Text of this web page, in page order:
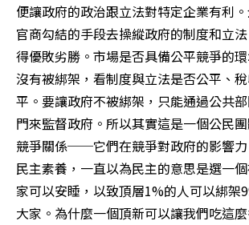
便讓政府的政治跟立法對特定企業有利
官商勾結的手段去操縱政府的制度和立
得優敗劣勝。市場是否具備公平競爭的
沒有被綁架，看制度與立法是否公平、
平。要讓政府不被綁架，只能通過公共
門來監督政府。所以其實這是一個公民
競爭關係──它們在競爭對政府的影響
民主素養，一直以為民主的意思是選一
家可以安睡，以致頂層1%的人可以綁架
大家。為什麼一個頂新可以讓我們吃這